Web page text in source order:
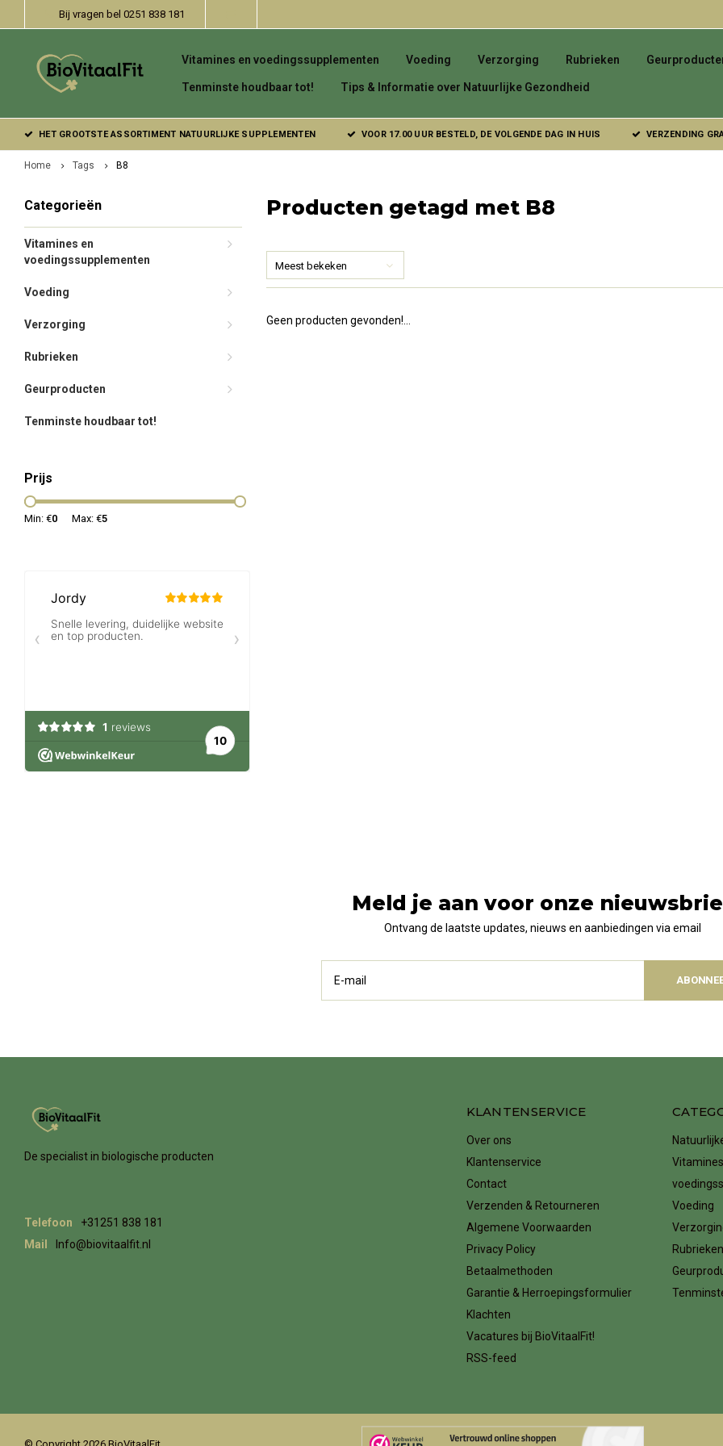
Bij vragen bel 0251 838 181
Vitamines en voedingssupplementen Voeding Verzorging Rubrieken
Tenminste houdbaar tot! Tips & Informatie over Natuurlijke Gezondheid
HET GROOTSTE ASSORTIMENT NATUURLIJKE SUPPLEMENTEN VOOR 17.00 UUR BESTELD, DE VOLGENDE DAG IN HUIS VERZENDING
Home Tags B8
Categorieën
Vitamines en
voedingssupplementen
Voeding
Verzorging
Rubrieken
Geurproducten
Tenminste houdbaar tot!
Prijs
Min: €0 Max: €5
Producten getagd met B8
Meest bekeken
Geen producten gevonden!...
Meld je aan voor onze
Ontvang de laatste updates, nieuws en aanbiedingen via email
De specialist in biologische producten
Telefoon
+31251 838 181
Mail
Info@biovitaalfit.nl
KLANTENSERVICE
Over ons
Klantenservice
Contact
Verzenden & Retourneren
Algemene Voorwaarden
Privacy Policy
Betaalmethoden
Garantie & Herroepingsformulier
Klachten
Vacatures bij BioVitaalFit!
RSS-feed
Voeding
Rubrieken